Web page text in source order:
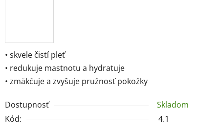
• skvele čistí pleť
• redukuje mastnotu a hydratuje
• zmäkčuje a zvyšuje pružnosť pokožky
Dostupnosť
Skladom
Kód:
4.1